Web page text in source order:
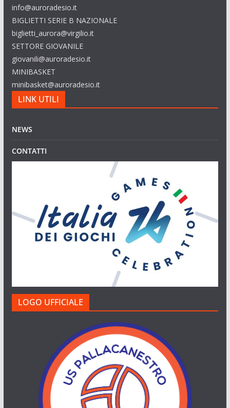
info@auroradesio.it
BIGLIETTI SERIE B NAZIONALE
biglietti_aurora@virgilio.it
SETTORE GIOVANILE
giovanili@auroradesio.it
MINIBASKET
minibasket@auroradesio.it
LINK UTILI
NEWS
CONTATTI
LOGO UFFICIALE